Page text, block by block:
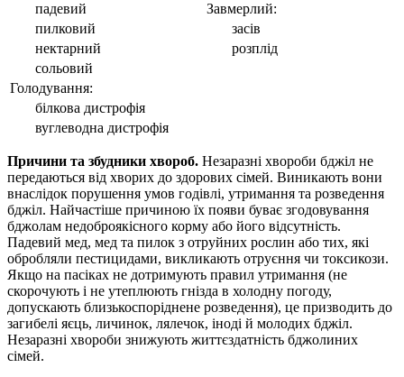
падевий
Завмерлий:
пилковий
засів
нектарний
розплід
сольовий
Голодування:
білкова дистрофія
вуглеводна дистрофія
Причини та збудники хвороб. Незаразні хвороби бджіл не
передаються від хворих до здорових сімей. Виникають вони
внаслідок порушення умов годівлі, утримання та розведення
бджіл. Найчастіше причиною їх появи буває згодовування
бджолам недоброякісного корму або його відсутність.
Падевий мед, мед та пилок з отруйних рослин або тих, які
обробляли пестицидами, викликають отруєння чи токсикози.
Якщо на пасіках не дотримують правил утримання (не
скорочують і не утеплюють гнізда в холодну погоду,
допускають близькоспоріднене розведення), це призводить до
загибелі яєць, личинок, лялечок, іноді й молодих бджіл.
Незаразні хвороби знижують життєздатність бджолиних
сімей.